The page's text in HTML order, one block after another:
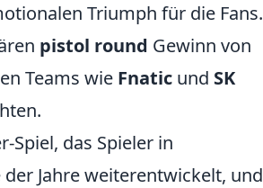
Triumph für die Fans.
pistol round Gewinn von
Teams wie Fnatic und SK
Spiel, das Spieler in
Jahre weiterentwickelt, und